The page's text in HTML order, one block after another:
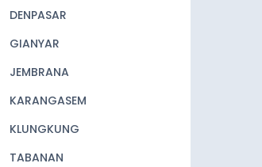
DENPASAR
GIANYAR
JEMBRANA
KARANGASEM
KLUNGKUNG
TABANAN